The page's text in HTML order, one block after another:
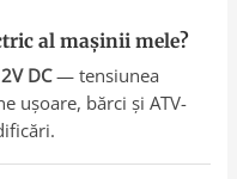
al mașinii mele?
DC— tensiunea
ușoare, bărci și ATV-